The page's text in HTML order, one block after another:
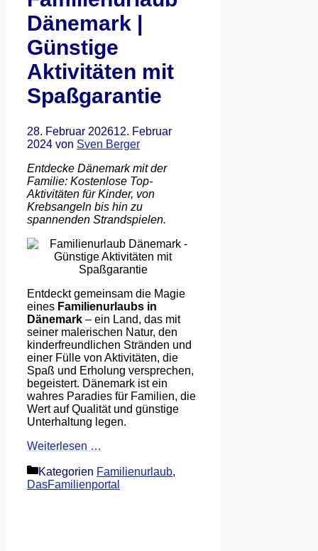
Dänemark |
Günstige
Aktivitäten mit
Spaßgarantie
28. Februar 202612. Februar
2024 von Sven Berger
Entdecke Dänemark mit der
Familie: Kostenlose Top-
Aktivitäten für Kinder, von
Krebsangeln bis hin zu
spannenden Strandspielen.
Entdeckt gemeinsam die Magie
eines Familienurlaubs in
Dänemark – ein Land, das mit
seiner malerischen Natur, den
kinderfreundlichen Stränden und
einer Fülle von Aktivitäten, die
Spaß und Erholung versprechen,
begeistert. Dänemark ist ein
wahres Paradies für Familien, die
Wert auf Qualität und günstige
Unterhaltung legen.
Weiterlesen …
Kategorien Familienurlaub,
DasFamilienportal